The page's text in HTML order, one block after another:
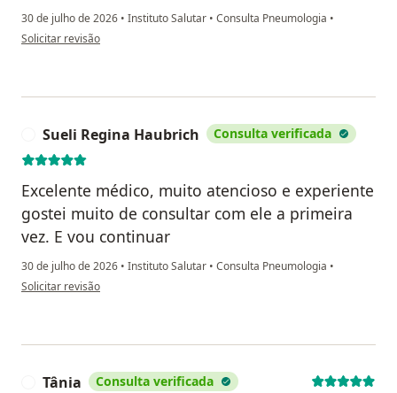
30 de julho de 2026 • Instituto Salutar • Consulta Pneumologia •
na opinião do utilizador Sabrina
Solicitar revisão
Sueli Regina Haubrich Consulta verificada
Excelente médico, muito atencioso e experiente
gostei muito de consultar com ele a primeira
vez. E vou continuar
30 de julho de 2026 • Instituto Salutar • Consulta Pneumologia •
na opinião do utilizador Sueli Regina Haubrich
Solicitar revisão
Tânia Consulta verificada